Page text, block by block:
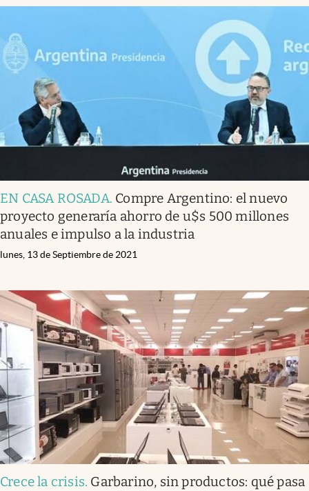
EN CASA ROSADA. Compre Argentino: el nuevo
proyecto generaría ahorro de u$s 500 millones
anuales e impulso a la industria
lunes, 13 de Septiembre de 2021
Crece la crisis. Garbarino, sin productos: qué pasa